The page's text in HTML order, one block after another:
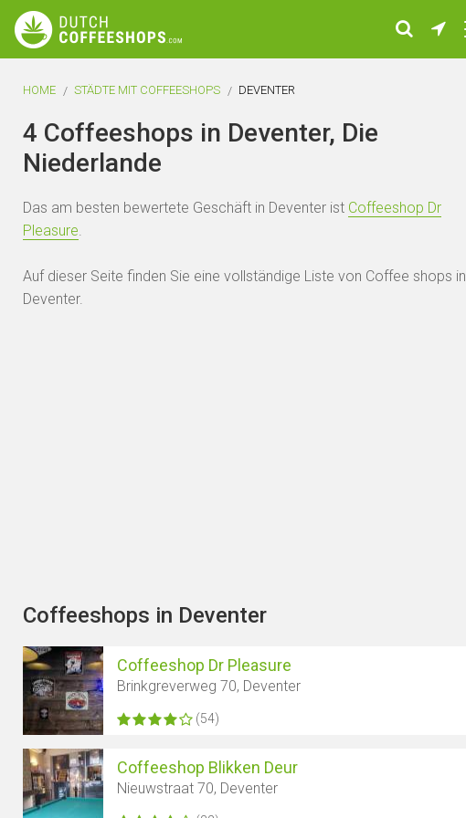
HOME STÄDTE MIT COFFEESHOPS DEVENTER
4 Coffeeshops in Deventer, Die
Niederlande
Das am besten bewertete Geschäft in Deventer ist Coffeeshop Dr
Pleasure.
Auf dieser Seite finden Sie eine vollständige Liste von Coffee shops in
Deventer.
Coffeeshops in Deventer
Coffeeshop Dr Pleasure
Brinkgreverweg 70, Deventer
(54)
Coffeeshop Blikken Deur
Nieuwstraat 70, Deventer